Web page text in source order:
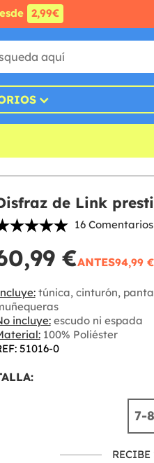
2,99€
de Link
16 Comentarios
€ANTES94,99 €
túnica, cinturón,
incluye:escudo ni espada
100% Poliéster
51016-0
7-